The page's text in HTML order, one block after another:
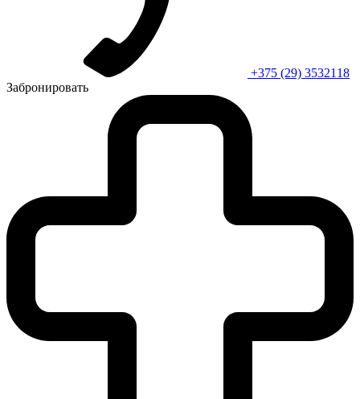
+375 (29) 3532118
Забронировать